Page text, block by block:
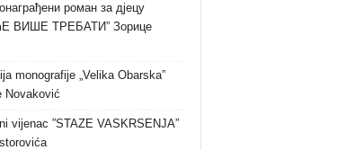
роман за дјецу
ВИШЕ ТРЕБАТИ” Зорице
monografije „Velika Obarska”
Novaković
vijenac ”STAZE VASKRSENJA”